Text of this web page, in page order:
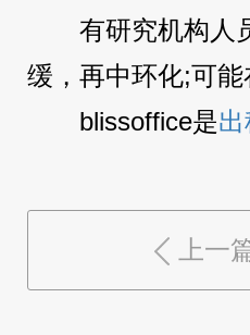
有研究机构人
缓，再中环化;可能
blissoffice是
上一